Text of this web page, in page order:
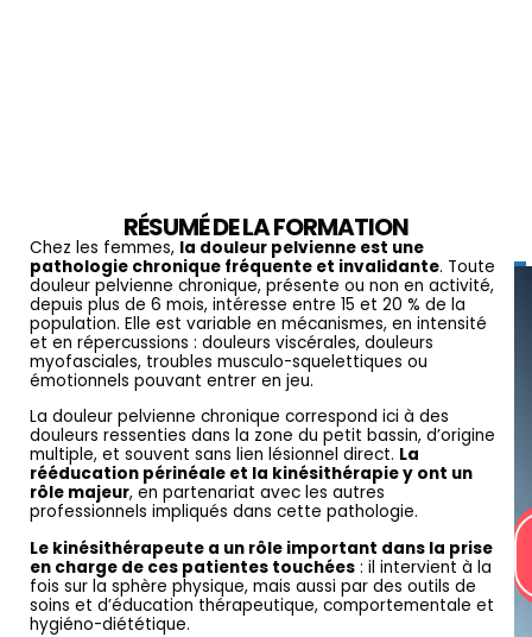
RÉSUMÉ DE LA FORMATION
Chez les femmes, la douleur pelvienne est une
pathologie chronique fréquente et invalidante. Toute
douleur pelvienne chronique, présente ou non en activité,
depuis plus de 6 mois, intéresse entre 15 et 20 % de la
population. Elle est variable en mécanismes, en intensité
et en répercussions : douleurs viscérales, douleurs
myofasciales, troubles musculo-squelettiques ou
émotionnels pouvant entrer en jeu.
La douleur pelvienne chronique correspond ici à des
douleurs ressenties dans la zone du petit bassin, d’origine
multiple, et souvent sans lien lésionnel direct. La
rééducation périnéale et la kinésithérapie y ont un
rôle majeur, en partenariat avec les autres
professionnels impliqués dans cette pathologie.
Le kinésithérapeute a un rôle important dans la prise
en charge de ces patientes touchées : il intervient à la
fois sur la sphère physique, mais aussi par des outils de
soins et d’éducation thérapeutique, comportementale et
hygiéno-diététique.